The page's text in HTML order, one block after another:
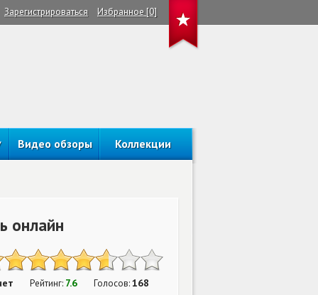
Зарегистрироваться Избранное [0]
Видео обзоры Коллекции
онлайн
Рейтинг: 7.6 Голосов:168